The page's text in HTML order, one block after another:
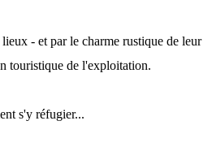
- et par le charme rustique de leur
touristique de l'exploitation.
s'y réfugier...